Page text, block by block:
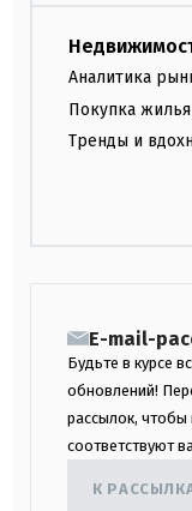
Аналитика
Покупка жилья
Тренды и
E-mail-
Будьте в курсе
обновлений!
рассылок, чтобы
соответствуют
К